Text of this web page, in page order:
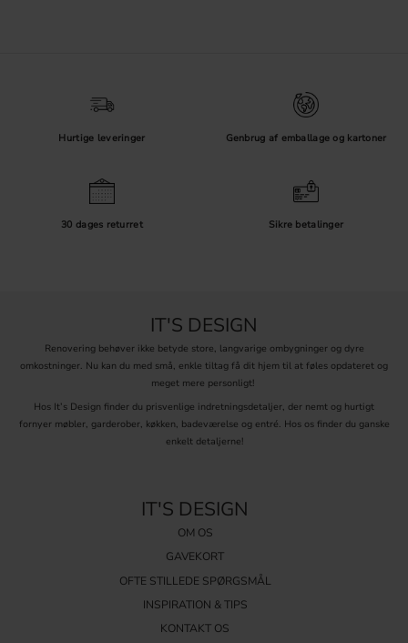
Hurtige leveringer Genbrug af emballage og kartoner
30 dages returret Sikre betalinger
IT'S DESIGN
Renovering behøver ikke betyde store, langvarige ombygninger og dyre
omkostninger. Nu kan du med små, enkle tiltag få dit hjem til at føles opdateret og
meget mere personligt!
Hos It’s Design finder du prisvenlige indretningsdetaljer, der nemt og hurtigt
fornyer møbler, garderober, køkken, badeværelse og entré. Hos os finder du ganske
enkelt detaljerne!
IT'S DESIGN
OM OS
GAVEKORT
OFTE STILLEDE SPØRGSMÅL
INSPIRATION & TIPS
KONTAKT OS